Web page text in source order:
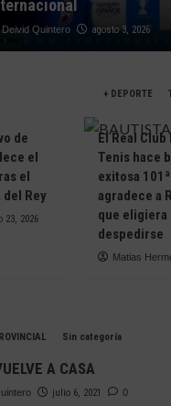
Quintero agosto 6, 2026
Deivid Quintero agosto 3, 2026
de
el
el
del Rey
23, 2026
+ DEPORTE
El Real
Tenis hace
exitosa
agradece a
que eligiera
despedirse
Matias
Sin categoría
A CASA
julio 6, 2021 0